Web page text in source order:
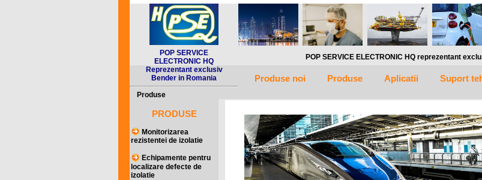
POP SERVICE
ELECTRONIC HQ
POP SERVICE ELECTRONIC HQ reprezentant exclusiv in
Reprezentant exclusiv
Bender in Romania
Produse noi Produse Aplicatii Suport
Produse
PRODUSE
Monitorizarea
rezistentei de izolatie
Echipamente pentru
localizare defecte de
izolatie